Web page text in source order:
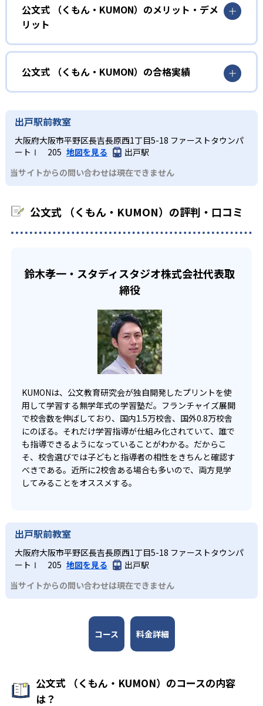
しさを経験できる。
KUMONの教材は、簡単な問題から高度な問題へと、スモー
ルステップで進んでいけるよう工夫されている。このスタ
イルは子どもの学習意欲をかき立てるため、教えてもらう
という受け身の姿勢ではなく、自ら進んで学ぶ姿勢を身に
つけられるだろう。
また、自学学習スタイルで学ぶ子どもたちは、自らの学習
課題に気がつくようになる。学年を超えた範囲も学習でき
るため、早い時期から高校教材に進む生徒もいる。
03 フレキシブルな受講スタイル
でも週2回受講できる。そのため、部活や他の習い事で忙し
らのオンライン受講と通室を組み合わせることも可能だ。
小学校に入る準備をしたい幼児向け
KUMONでは細かいステップに分かれた教材で、わかる楽し
さを経験しながら無理なく力を高めていける。
性格や学習への取り組み姿勢に合わせて内容も調整するた
め、小学校に入ってもつまずきにくい学力を身につけられ
るだろう。
中学に向けて苦手教科を克服したい子ども向け
KUMONでは経験豊富な先生が、子どものやる気を引き出せ
るよう適切なヒントを与えたり、声かけをしたりしてい
少しずつ苦手意識を克服できるだろう。
部活や習い事と両立したい生徒向け
KUMONでは、一人ひとりの学習状況やスケジュールに合わ
宿題の量や進め方に関しては、いつでも気軽に相談可能
だ。
公文式 （くもん・KUMON）のメリット・デメ
リット
どんなメリットがある？
KUMONでは自学自習スタイルで勉強するため、集中力や目
標に向かって頑張りやり抜く力を育むことができる。ま
た、年齢や学年にとらわれずに自分の学力に相応したレベ
ルから学習できるため、難しすぎてやる気を損ねたり、簡
単すぎて退屈することもない。
どんなデメリットがある？
KUMONでは、中高生のクラスでも数学・英語・国語の3教
科に限られるため、その他の教科に関しては他塾を検討す
る必要があるだろう。
公文式 （くもん・KUMON）の合格実績
KUMONは、公式サイトでは合格実績は公開していない。志
望校への実績があるかどうかは、通う予定の教室に問い合
わせたい。
出戸駅前教室
大阪府大阪市平野区長吉長原西1丁目5-18 ファーストタウンパ
ートⅠ 205 地図を見る
出戸駅
当サイトからの問い合わせは現在できません
公文式 （くもん・KUMON）の評判・口コミ
鈴木孝一・スタディスタジオ株式会社代表取
締役
KUMONは、公文教育研究会が独自開発したプリントを使
用して学習する無学年式の学習塾だ。フランチャイズ展開
で校舎数を伸ばしており、国内1.5万校舎、国外0.8万校舎
にのぼる。それだけ学習指導が仕組み化されていて、誰で
も指導できるようになっていることがわかる。だからこ
そ、校舎選びでは子どもと指導者の相性をきちんと確認す
べきである。近所に2校舎ある場合も多いので、両方見学
してみることをオススメする。
出戸駅前教室
大阪府大阪市平野区長吉長原西1丁目5-18 ファーストタウンパ
ートⅠ 205 地図を見る
出戸駅
当サイトからの問い合わせは現在できません
コース 料金詳細
公文式 （くもん・KUMON）のコースの内容
は？